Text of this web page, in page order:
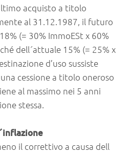
acquisto a titolo
al 31.12.1987, il futuro
(= 30% ImmoESt x 60%
dell´attuale 15% (= 25% x
d’uso sussiste
cessione a titolo oneroso
al massimo nei 5 anni
stessa.
il correttivo a causa dell